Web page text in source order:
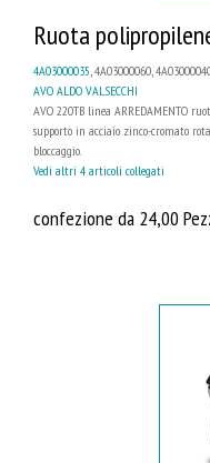
Ruota
4A03000035, 4A03000060,
AVO ALDO VALSECCHI
AVO 220TB linea ARREDAMENTO
supporto in acciaio zinco-cromato
bloccaggio.
Vedi altri 4 articoli collegati
confezione da 24,00